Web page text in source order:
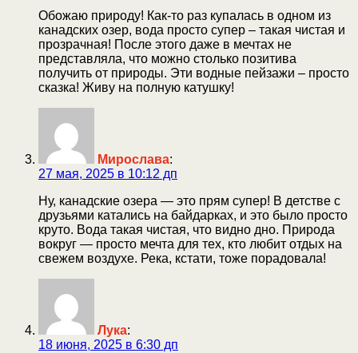
Обожаю природу! Как-то раз купалась в одном из
канадских озер, вода просто супер – такая чистая и
прозрачная! После этого даже в мечтах не
представляла, что можно столько позитива
получить от природы. Эти водные пейзажи – просто
сказка! Живу на полную катушку!
Мирослава:
27 мая, 2025 в 10:12 дп
Ну, канадские озера — это прям супер! В детстве с
друзьями катались на байдарках, и это было просто
круто. Вода такая чистая, что видно дно. Природа
вокруг — просто мечта для тех, кто любит отдых на
свежем воздухе. Река, кстати, тоже порадовала!
Лука:
18 июня, 2025 в 6:30 дп